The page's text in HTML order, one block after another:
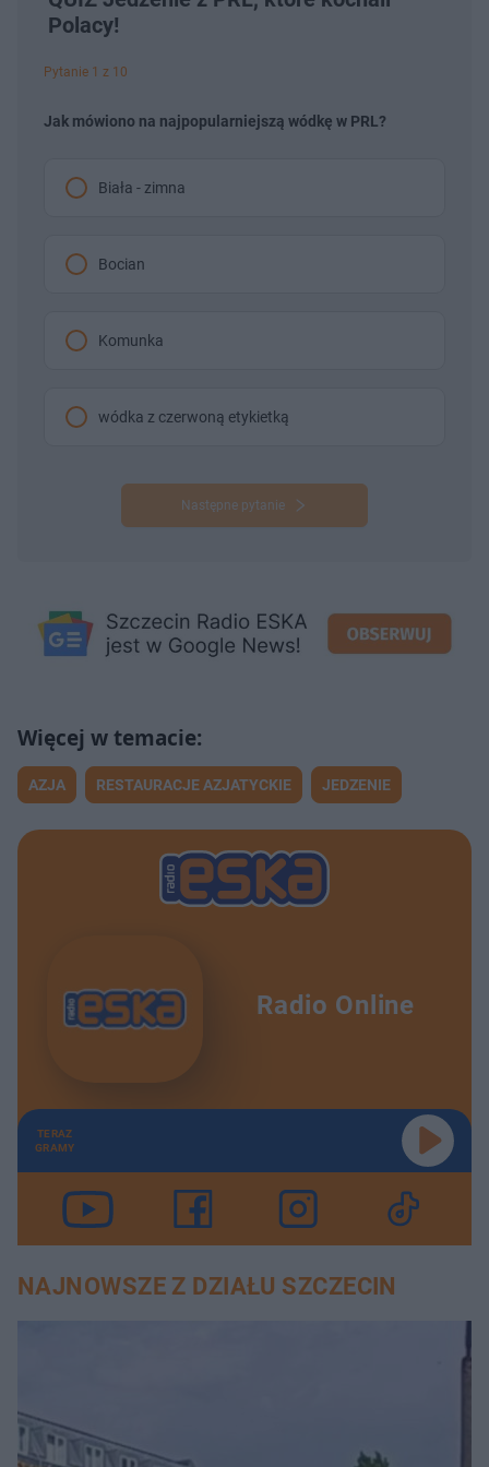
Polacy!
Pytanie 1 z 10
Jak mówiono na najpopularniejszą wódkę w PRL?
Biała - zimna
Bocian
Komunka
wódka z czerwoną etykietką
Następne pytanie
AZJA RESTAURACJE AZJATYCKIE JEDZENIE
Radio Online
TERAZ
GRAMY
NAJNOWSZE Z DZIAŁU SZCZECIN